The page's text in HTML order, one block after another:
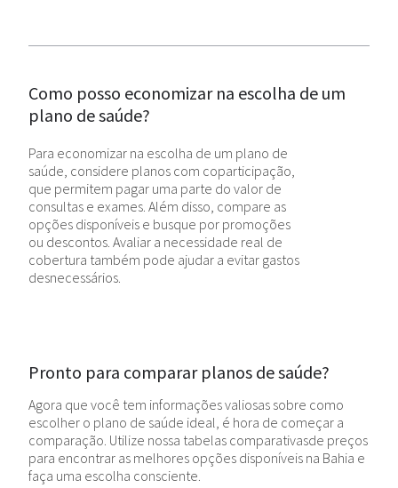
Como posso economizar na escolha de um
plano de saúde?
Para economizar na escolha de um plano de
saúde, considere planos com coparticipação,
que permitem pagar uma parte do valor de
consultas e exames. Além disso, compare as
opções disponíveis e busque por promoções
ou descontos. Avaliar a necessidade real de
cobertura também pode ajudar a evitar gastos
desnecessários.
Pronto para comparar planos de saúde?
Agora que você tem informações valiosas sobre como
escolher o plano de saúde ideal, é hora de começar a
comparação. Utilize nossa tabelas comparativasde preços
para encontrar as melhores opções disponíveis na Bahia e
faça uma escolha consciente.